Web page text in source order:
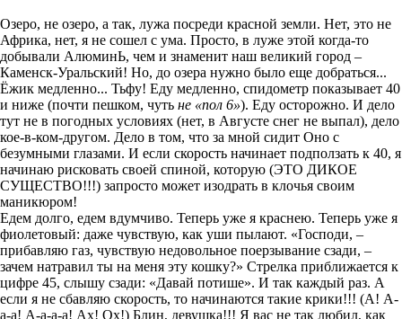
Озеро, не озеро, а так, лужа посреди красной земли. Нет, это не
Африка, нет, я не сошел с ума. Просто, в луже этой когда-то
добывали АлюминЬ, чем и знаменит наш великий город –
Каменск-Уральский! Но, до озера нужно было еще добраться...
Ёжик медленно... Тьфу! Еду медленно, спидометр показывает 40
и ниже (почти пешком, чуть не «пол 6»). Еду осторожно. И дело
тут не в погодных условиях (нет, в Августе снег не выпал), дело
кое-в-ком-другом. Дело в том, что за мной сидит Оно с
безумными глазами. И если скорость начинает подползать к 40, я
начинаю рисковать своей спиной, которую (ЭТО ДИКОЕ
СУЩЕСТВО!!!) запросто может изодрать в клочья своим
маникюром!
Едем долго, едем вдумчиво. Теперь уже я краснею. Теперь уже я
фиолетовый: даже чувствую, как уши пылают. «Господи, –
прибавляю газ, чувствую недовольное поерзывание сзади, –
зачем натравил ты на меня эту кошку?» Стрелка приближается к
цифре 45, слышу сзади: «Давай потише». И так каждый раз. А
если я не сбавляю скорость, то начинаются такие крики!!! (А! А-
а-а! А-а-а-а! Ах! Ох!) Блин, девушка!!! Я вас не так любил, как